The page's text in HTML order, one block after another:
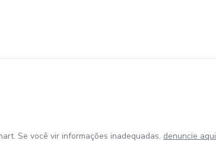
Se você vir informações inadequadas, denuncie aqui